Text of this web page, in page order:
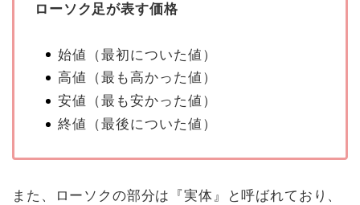
ローソク足が表す価格
始値（最初についた値）
高値（最も高かった値）
安値（最も安かった値）
終値（最後についた値）
また、ローソクの部分は『実体』と呼ばれており、